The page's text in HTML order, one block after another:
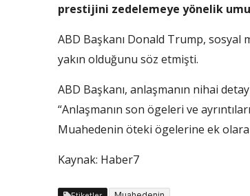
prestijini zedelemeye yönelik
ABD Başkanı Donald Trump, sosyal
yakın olduğunu söz etmişti.
ABD Başkanı, anlaşmanın nihai
“Anlaşmanın son ögeleri ve
Muahedenin öteki ögelerine ek
Kaynak: Haber7